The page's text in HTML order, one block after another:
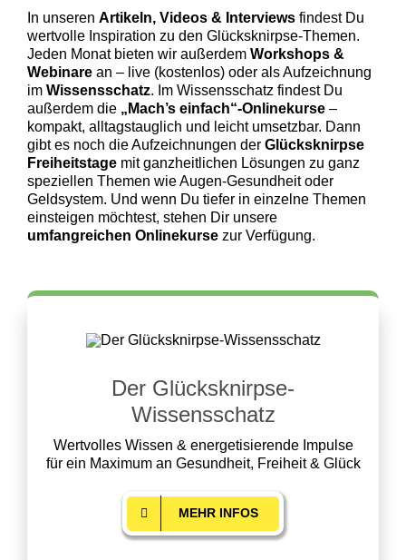
In unseren Artikeln, Videos & Interviews findest Du
wertvolle Inspiration zu den Glücksknirpse-Themen.
Jeden Monat bieten wir außerdem Workshops &
Webinare an – live (kostenlos) oder als Aufzeichnung
im Wissensschatz. Im Wissensschatz findest Du
außerdem die „Mach’s einfach“-Onlinekurse –
kompakt, alltagstauglich und leicht umsetzbar. Dann
gibt es noch die Aufzeichnungen der Glücksknirpse
Freiheitstage mit ganzheitlichen Lösungen zu ganz
speziellen Themen wie Augen-Gesundheit oder
Geldsystem. Und wenn Du tiefer in einzelne Themen
einsteigen möchtest, stehen Dir unsere
umfangreichen Onlinekurse zur Verfügung.
Der Glücksknirpse-
Wissensschatz
Wertvolles Wissen & energetisierende Impulse
für ein Maximum an Gesundheit, Freiheit & Glück
MEHR INFOS